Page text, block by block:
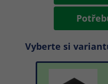
Vyberte si